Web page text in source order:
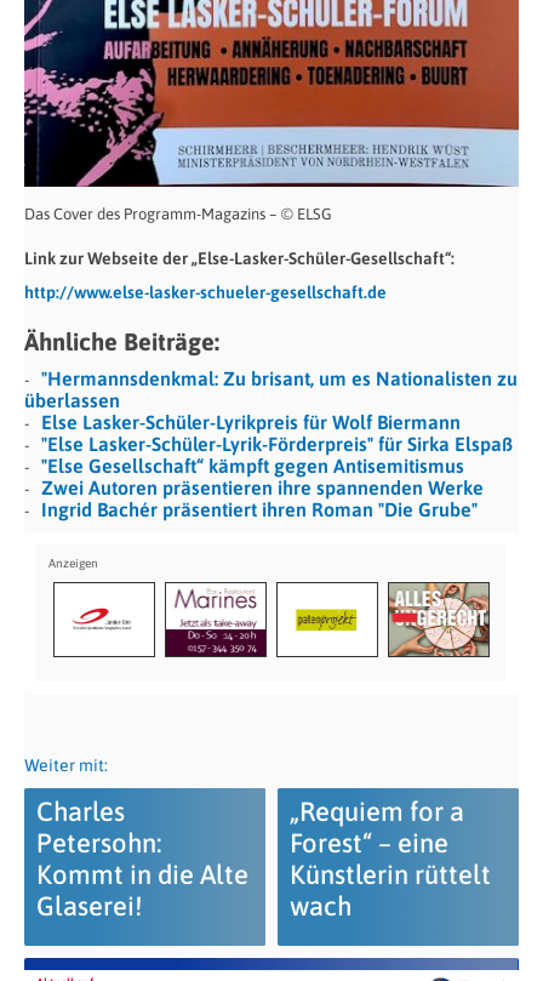
Das Cover des Programm-Magazins – © ELSG
Link zur Webseite der „Else-Lasker-Schüler-Gesellschaft“:
http://www.else-lasker-schueler-gesellschaft.de
Ähnliche Beiträge:
"Hermannsdenkmal: Zu brisant, um es Nationalisten zu
überlassen
Else Lasker-Schüler-Lyrikpreis für Wolf Biermann
"Else Lasker-Schüler-Lyrik-Förderpreis" für Sirka Elspaß
"Else Gesellschaft“ kämpft gegen Antisemitismus
Zwei Autoren präsentieren ihre spannenden Werke
Ingrid Bachér präsentiert ihren Roman "Die Grube"
Weiter mit:
Charles
Petersohn:
Kommt in die Alte
Glaserei!
„Requiem for a
Forest“ – eine
Künstlerin rüttelt
wach